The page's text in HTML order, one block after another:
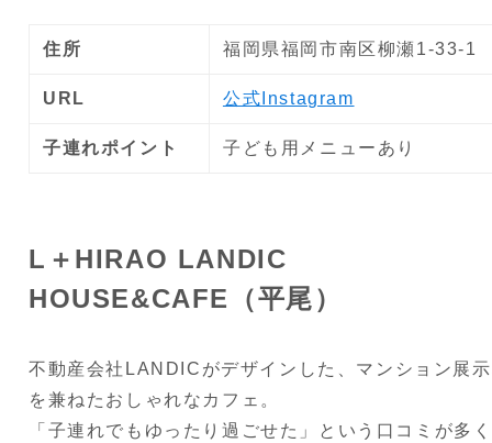
住所 福岡県福岡市南区柳瀬1-33-1
URL 公式Instagram
子連れポイント 子ども用メニューあり
L＋HIRAO LANDIC
HOUSE&CAFE（平尾）
不動産会社LANDICがデザインした、マンション展
を兼ねたおしゃれなカフェ。
「子連れでもゆったり過ごせた」という口コミが多